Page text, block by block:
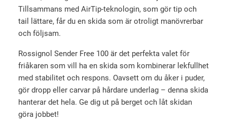
1
m
ä
Tillsammans med AirTip-teknologin, som gör tip och
tail lättare, får du en skida som är otroligt manövrerbar
och följsam.
Rossignol Sender Free 100 är det perfekta valet för
friåkaren som vill ha en skida som kombinerar lekfullhet
med stabilitet och respons. Oavsett om du åker i puder,
gör dropp eller carvar på hårdare underlag – denna skida
hanterar det hela. Ge dig ut på berget och låt skidan
göra jobbet!